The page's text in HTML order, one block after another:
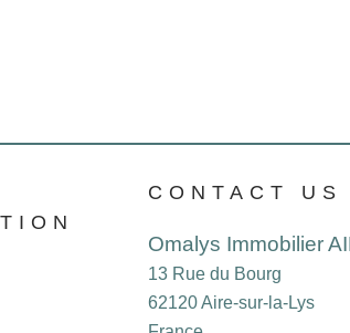
CONTACT US
Omalys Immobilier
13 Rue du Bourg
62120Aire-sur-la-Lys